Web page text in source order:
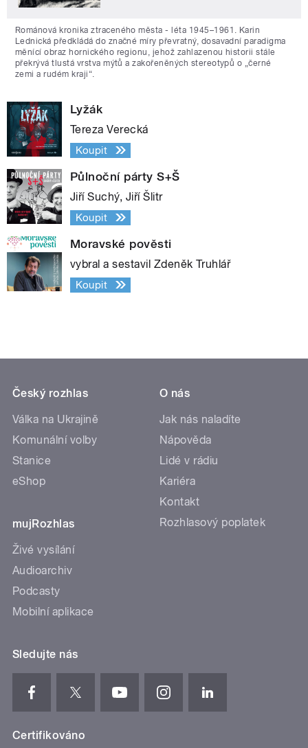
Románová kronika ztraceného města - léta 1945–1961. Karin
Lednická předkládá do značné míry převratný, dosavadní paradigma
měnící obraz hornického regionu, jehož zahlazenou historii stále
překrývá tlustá vrstva mýtů a zakořeněných stereotypů o „černé
zemi a rudém kraji“.
Lyžák
Tereza Verecká
Koupit
Půlnoční párty S+Š
Jiří Suchý, Jiří Šlitr
Koupit
Moravské pověsti
vybral a sestavil Zdeněk Truhlář
Koupit
Český rozhlas
Válka na Ukrajině
Komunální volby
Stanice
eShop
mujRozhlas
Živé vysílání
Audioarchiv
Podcasty
Mobilní aplikace
O nás
Jak nás naladíte
Nápověda
Lidé v rádiu
Kariéra
Kontakt
Rozhlasový poplatek
Sledujte nás
Certifikováno